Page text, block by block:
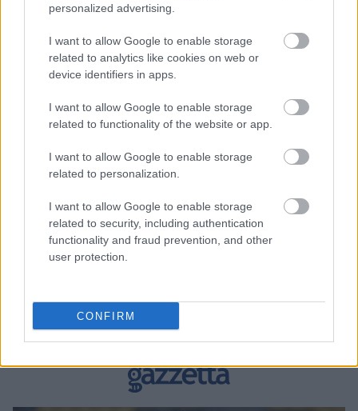
personalized advertising.
I want to allow Google to enable storage
related to analytics like cookies on web or
device identifiers in apps.
I want to allow Google to enable storage
related to functionality of the website or app.
I want to allow Google to enable storage
related to personalization.
I want to allow Google to enable storage
related to security, including authentication
functionality and fraud prevention, and other
user protection.
CONFIRM
LOREALPARIS
LOREALPARISGR
BEAUTY NEWS
ΚΟΡΟΝΟΙΟΣ